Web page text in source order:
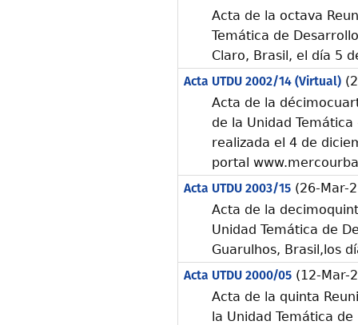
Acta de la octava
Temática de
Claro, Brasil, el día 5
Acta UTDU 2002/14 (Virtual)
Acta de la
de la Unidad
realizada el 4 de
portal
Acta UTDU 2003/15(26-Mar-
Acta de la
Unidad Temática de
Guarulhos, Brasil,los
Acta UTDU 2000/05(12-Mar-
Acta de la quinta
la Unidad Temática